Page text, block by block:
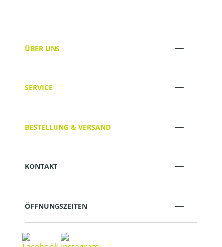
ÜBER UNS
SERVICE
BESTELLUNG & VERSAND
KONTAKT
ÖFFNUNGSZEITEN